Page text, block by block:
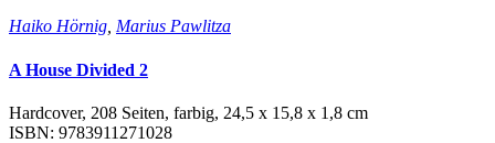
Haiko Hörnig, Marius Pawlitza
A House Divided 2
Hardcover, 208 Seiten, farbig, 24,5 x 15,8 x 1,8 cm
ISBN: 9783911271028